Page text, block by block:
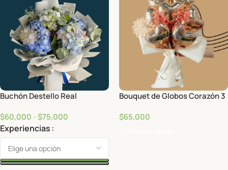
Buchón Destello Real
$60,000 -$75,000
Experiencias
Bouquet de Globos Corazón 3
$65,000